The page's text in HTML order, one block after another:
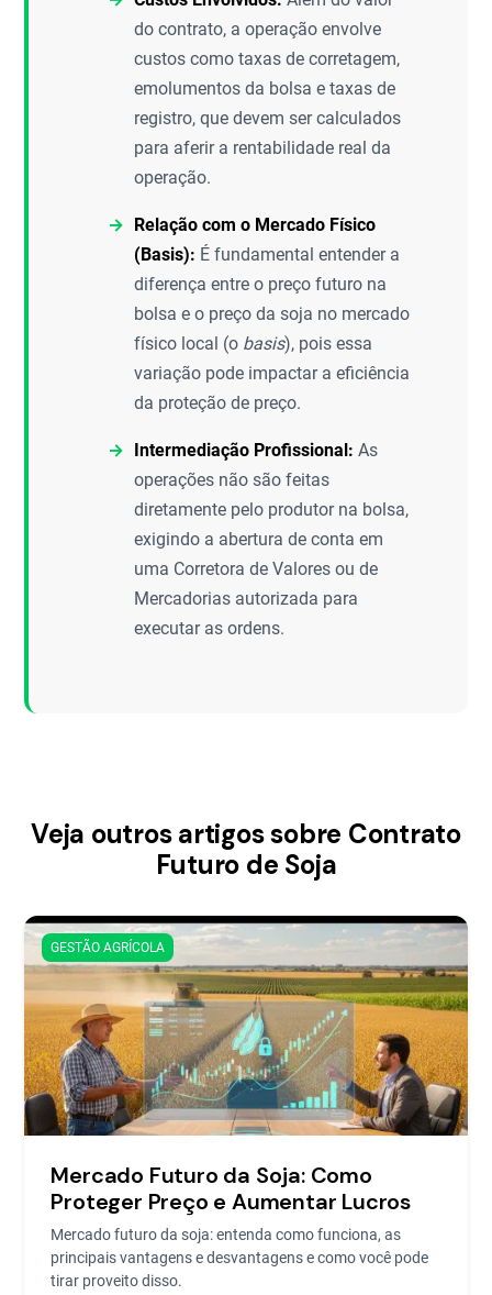
do contrato, a operação envolve
custos como taxas de corretagem,
emolumentos da bolsa e taxas de
registro, que devem ser calculados
para aferir a rentabilidade real da
operação.
Relação com o Mercado Físico
(Basis): É fundamental entender a
diferença entre o preço futuro na
bolsa e o preço da soja no mercado
físico local (o basis), pois essa
variação pode impactar a eficiência
da proteção de preço.
Intermediação Profissional: As
operações não são feitas
diretamente pelo produtor na bolsa,
exigindo a abertura de conta em
uma Corretora de Valores ou de
Mercadorias autorizada para
executar as ordens.
Veja outros artigos sobre Contrato
Futuro de Soja
GESTÃO AGRÍCOLA
Mercado Futuro da Soja: Como
Proteger Preço e Aumentar Lucros
Mercado futuro da soja: entenda como funciona, as
principais vantagens e desvantagens e como você pode
tirar proveito disso.